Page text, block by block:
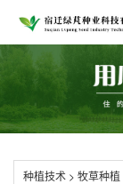
种植技术 > 牧草种植